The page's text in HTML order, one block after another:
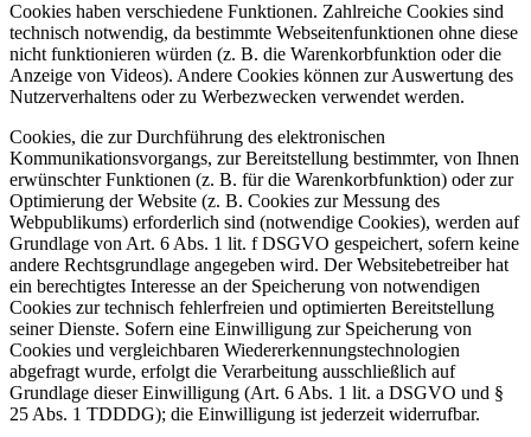
Cookies haben verschiedene Funktionen. Zahlreiche Cookies sind
technisch notwendig, da bestimmte Webseitenfunktionen ohne diese
nicht funktionieren würden (z. B. die Warenkorbfunktion oder die
Anzeige von Videos). Andere Cookies können zur Auswertung des
Nutzerverhaltens oder zu Werbezwecken verwendet werden.
Cookies, die zur Durchführung des elektronischen
Kommunikationsvorgangs, zur Bereitstellung bestimmter, von Ihnen
erwünschter Funktionen (z. B. für die Warenkorbfunktion) oder zur
Optimierung der Website (z. B. Cookies zur Messung des
Webpublikums) erforderlich sind (notwendige Cookies), werden auf
Grundlage von Art. 6 Abs. 1 lit. f DSGVO gespeichert, sofern keine
andere Rechtsgrundlage angegeben wird. Der Websitebetreiber hat
ein berechtigtes Interesse an der Speicherung von notwendigen
Cookies zur technisch fehlerfreien und optimierten Bereitstellung
seiner Dienste. Sofern eine Einwilligung zur Speicherung von
Cookies und vergleichbaren Wiedererkennungstechnologien
abgefragt wurde, erfolgt die Verarbeitung ausschließlich auf
Grundlage dieser Einwilligung (Art. 6 Abs. 1 lit. a DSGVO und §
25 Abs. 1 TDDDG); die Einwilligung ist jederzeit widerrufbar.